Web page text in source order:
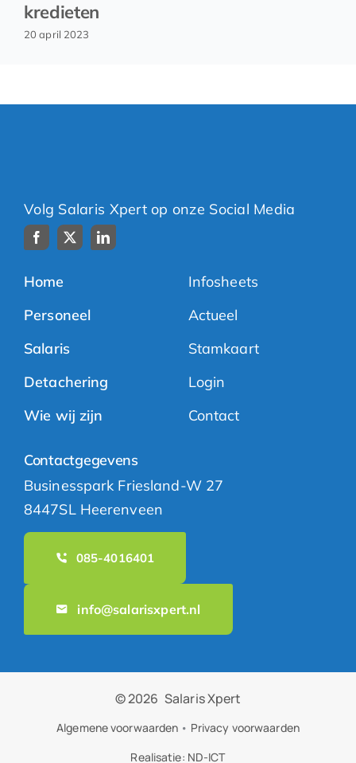
kredieten
20 april 2023
Volg Salaris Xpert op onze Social Media
Home
Personeel
Salaris
Detachering
Wie wij zijn
Infosheets
Actueel
Stamkaart
Login
Contact
Contactgegevens
Businesspark Friesland-W 27
8447SL Heerenveen
085-4016401
info@salarisxpert.nl
© 2026 Salaris Xpert
Algemene voorwaarden • Privacy voorwaarden
Realisatie: ND-ICT